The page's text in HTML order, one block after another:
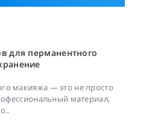
для перманентного
макияжа — это не просто
материал,